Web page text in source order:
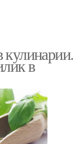
кулинарии.
в